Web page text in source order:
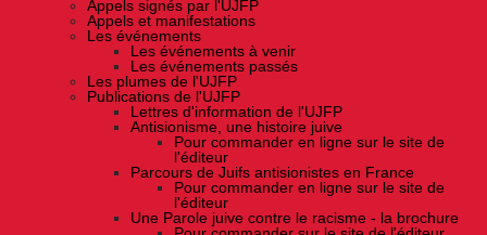
Appels signés par l'UJFP
Appels et manifestations
Les événements
Les événements à venir
Les événements passés
Les plumes de l'UJFP
Publications de l'UJFP
Lettres d'information de l'UJFP
Antisionisme, une histoire juive
Pour commander en ligne sur le site de
l'éditeur
Parcours de Juifs antisionistes en France
Pour commander en ligne sur le site de
l'éditeur
Une Parole juive contre le racisme - la brochure